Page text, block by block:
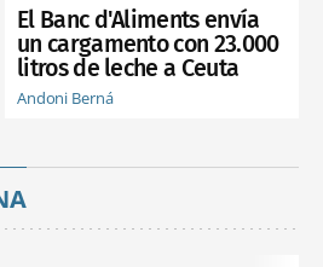
El Banc d'Aliments envía
un cargamento con 23.000
litros de leche a Ceuta
Andoni Berná